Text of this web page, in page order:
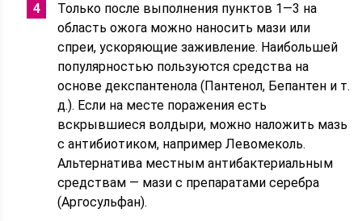
Только после выполнения пунктов 1—3 на
область ожога можно наносить мази или
спреи, ускоряющие заживление. Наибольшей
популярностью пользуются средства на
основе декспантенола (Пантенол, Бепантен и т.
д.). Если на месте поражения есть
вскрывшиеся волдыри, можно наложить мазь
с антибиотиком, например Левомеколь.
Альтернатива местным антибактериальным
средствам ― мази с препаратами серебра
(Аргосульфан).